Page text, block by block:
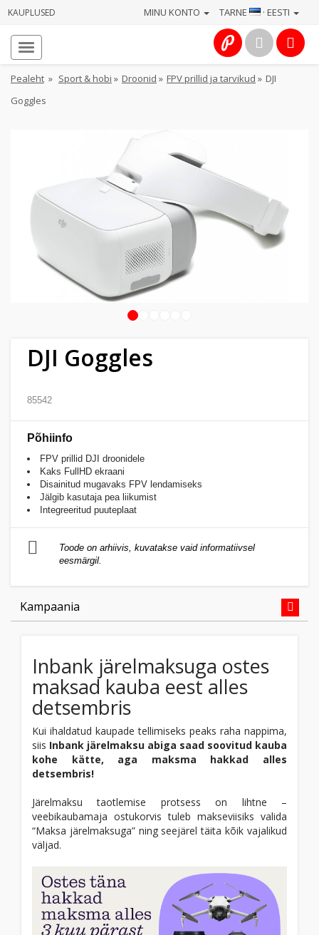
KAUPLUSED TARNE · EESTI
MINU KONTO
Pealeht » Sport & hobi » Droonid » FPV prillid ja tarvikud » DJI
Goggles
DJI Goggles
85542
Põhiinfo
FPV prillid DJI droonidele
Kaks FullHD ekraani
Disainitud mugavaks FPV lendamiseks
Jälgib kasutaja pea liikumist
Integreeritud puuteplaat
Toode on arhiivis, kuvatakse vaid informatiivsel
eesmärgil.
Kampaania
Inbank järelmaksuga ostes
maksad kauba eest alles
detsembris
Kui ihaldatud kaupade tellimiseks peaks raha nappima,
siis Inbank järelmaksu abiga saad soovitud kauba
kohe kätte, aga maksma hakkad alles
detsembris!
Järelmaksu taotlemise protsess on lihtne –
veebikaubamaja ostukorvis tuleb makseviisiks valida
“Maksa järelmaksuga” ning seejärel täita kõik vajalikud
väljad.
Info
Teenused
Elektroonika
aed
Ilu
&
tervis
Sport
hobi
Mänguasjad
Auto